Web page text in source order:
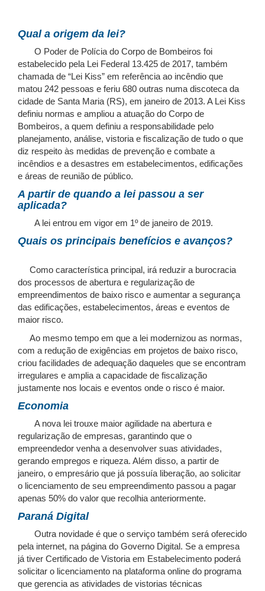
Qual a origem da lei?
O Poder de Polícia do Corpo de Bombeiros foi
estabelecido pela Lei Federal 13.425 de 2017, também
chamada de “Lei Kiss” em referência ao incêndio que
matou 242 pessoas e feriu 680 outras numa discoteca da
cidade de Santa Maria (RS), em janeiro de 2013. A Lei Kiss
definiu normas e ampliou a atuação do Corpo de
Bombeiros, a quem definiu a responsabilidade pelo
planejamento, análise, vistoria e fiscalização de tudo o que
diz respeito às medidas de prevenção e combate a
incêndios e a desastres em estabelecimentos, edificações
e áreas de reunião de público.
A partir de quando a lei passou a ser
aplicada?
A lei entrou em vigor em 1º de janeiro de 2019.
Quais os principais benefícios e avanços?
Como característica principal, irá reduzir a burocracia
dos processos de abertura e regularização de
empreendimentos de baixo risco e aumentar a segurança
das edificações, estabelecimentos, áreas e eventos de
maior risco.
Ao mesmo tempo em que a lei modernizou as normas,
com a redução de exigências em projetos de baixo risco,
criou facilidades de adequação daqueles que se encontram
irregulares e amplia a capacidade de fiscalização
justamente nos locais e eventos onde o risco é maior.
Economia
A nova lei trouxe maior agilidade na abertura e
regularização de empresas, garantindo que o
empreendedor venha a desenvolver suas atividades,
gerando empregos e riqueza. Além disso, a partir de
janeiro, o empresário que já possuía liberação, ao solicitar
o licenciamento de seu empreendimento passou a pagar
apenas 50% do valor que recolhia anteriormente.
Paraná Digital
Outra novidade é que o serviço também será oferecido
pela internet, na página do Governo Digital. Se a empresa
já tiver Certificado de Vistoria em Estabelecimento poderá
solicitar o licenciamento na plataforma online do programa
que gerencia as atividades de vistorias técnicas